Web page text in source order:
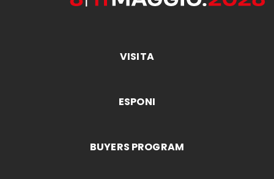
VISITA
ESPONI
BUYERS PROGRAM